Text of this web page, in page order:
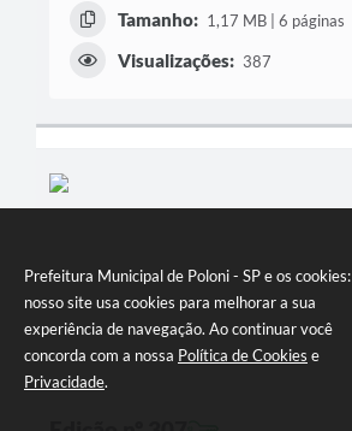
Prefeitura Municipal de Poloni - SP e os cookies:
nosso site usa cookies para melhorar a sua
experiência de navegação. Ao continuar você
concorda com a nossa Política de Cookies e
Privacidade.
Tamanho: 1,17 MB | 6 páginas
Visualizações: 387